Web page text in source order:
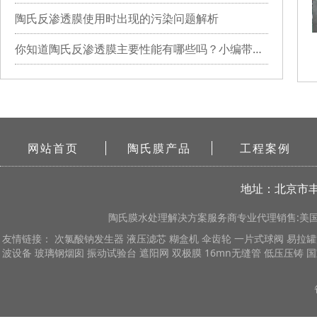
陶氏反渗透膜使用时出现的污染问题解析
你知道陶氏反渗透膜主要性能有哪些吗？小编带你详细了解
网站首页 陶氏膜产品 工程案例
地址：北京市
陶氏膜水处理解决方案服务商专业代理销售:美
友情链接： 次氯酸钠发生器 液压滤芯 糊盒机 伞齿轮 一片式球阀 易拉
波设备 玻璃钢烟囱 振动试验台 遮阳网 双极膜 16mn无缝管 低压压铸